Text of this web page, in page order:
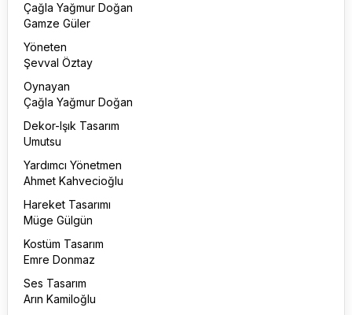
Çağla Yağmur Doğan
Gamze Güler
Yöneten
Şevval Öztay
Oynayan
Çağla Yağmur Doğan
Dekor-Işık Tasarım
Umutsu
Yardımcı Yönetmen
Ahmet Kahvecioğlu
Hareket Tasarımı
Müge Gülgün
Kostüm Tasarım
Emre Donmaz
Ses Tasarım
Arın Kamiloğlu